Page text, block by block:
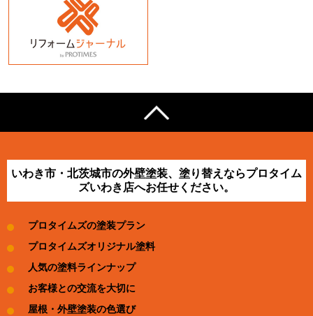
いわき市・北茨城市の外壁塗装、塗り替えならプロタイム
ズいわき店へお任せください。
プロタイムズの塗装プラン
プロタイムズオリジナル塗料
人気の塗料ラインナップ
お客様との交流を大切に
屋根・外壁塗装の色選び